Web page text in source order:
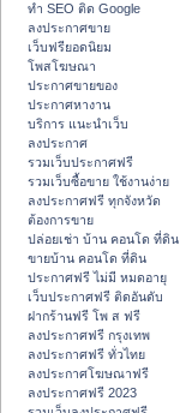
ทำ SEO ติด Google
ลงประกาศขาย
เว็บฟรียอดนิยม
โพสโฆษณา
ประกาศขายของ
ประกาศหางาน
บริการ แนะนำเว็บ
ลงประกาศ
รวมเว็บประกาศฟรี
รวมเว็บซื้อขาย ใช้งานง่าย
ลงประกาศฟรี ทุกจังหวัด
ต้องการขาย
ปล่อยเช่า บ้าน คอนโด ที่ดิน
ขายบ้าน คอนโด ที่ดิน
ประกาศฟรี ไม่มี หมดอายุ
เว็บประกาศฟรี ติดอันดับ
ฝากร้านฟรี โพ ส ฟรี
ลงประกาศฟรี กรุงเทพ
ลงประกาศฟรี ทั่วไทย
ลงประกาศโฆษณาฟรี
ลงประกาศฟรี 2023